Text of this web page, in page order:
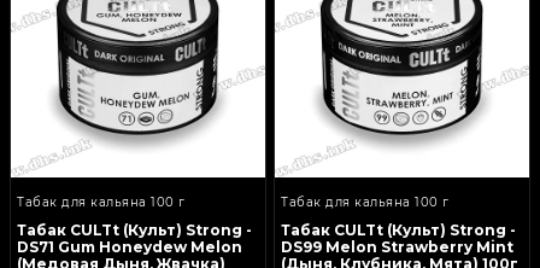
Табак для кальяна 100 г
Табак CULTt (Культ) Strong -
DS71 Gum Honeydew Melon
(Медовая Дыня, Жвачка)
Табак для кальяна 100 г
Табак CULTt (Культ) Strong -
DS99 Melon Strawberry Mint
(Дыня, Клубника, Мята) 100г